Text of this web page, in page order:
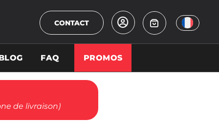
CONTACT
FAQ PROMOS
de livraison)